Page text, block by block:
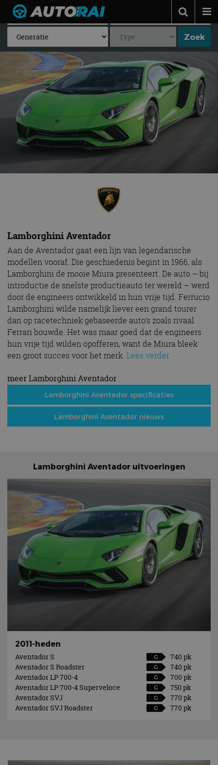
Autonieuws
Podcast
Autotests
Automerken
Adverteren
Contact
MotorRAI.nl
Lamborghini Aventador
Aan de Aventador gaat een lijn van legendarische
modellen vooraf. Die geschiedenis begint in 1966, als
Lamborghini de mooie Miura presenteert. De auto – bij
introductie de snelste productieauto ter wereld – werd
door de engineers ontwikkeld in hun vrije tijd. Ferrucio
Lamborghini wilde namelijk liever een grand tourer
dan op racetechniek gebaseerde auto’s zoals rivaal
Ferrari bouwde. Het was maar goed dat de engineers
hun vrije tijd wilden opofferen, want de Miura bleek
een groot succes voor het merk. Lees verder
meer Lamborghini Aventador
Lamborghini Aventador specificaties
Lamborghini Aventador nieuws
Lamborghini Aventador uitvoeringen
2011-heden
Aventador S
G
740 pk
Aventador S Roadster
G
740 pk
Aventador LP 700-4
G
700 pk
Aventador LP 700-4 Superveloce
G
750 pk
Aventador SVJ
G
770 pk
Aventador SVJ Roadster
G 770 pk